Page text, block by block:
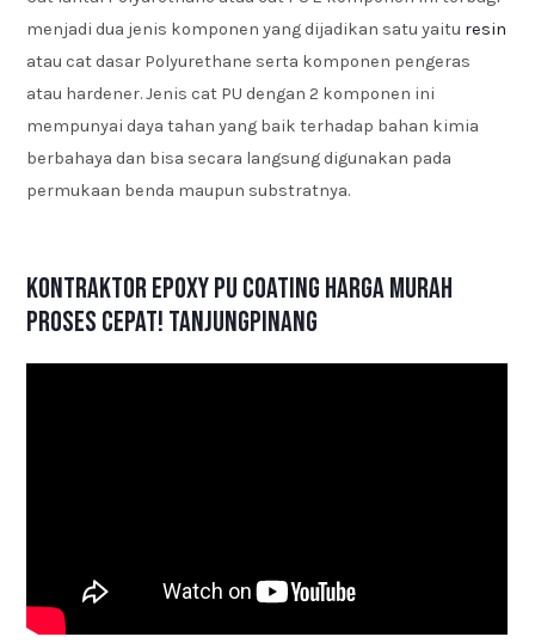
menjadi dua jenis komponen yang dijadikan satu yaitu resin
atau cat dasar Polyurethane serta komponen pengeras
atau hardener. Jenis cat PU dengan 2 komponen ini
mempunyai daya tahan yang baik terhadap bahan kimia
berbahaya dan bisa secara langsung digunakan pada
permukaan benda maupun substratnya.
Kontraktor Epoxy PU Coating Harga Murah
Proses Cepat! Tanjungpinang